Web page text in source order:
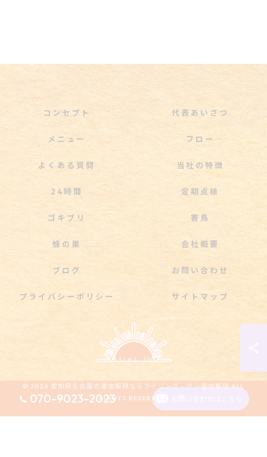
070-9023-2023
コンセプト 代表あいさつ
メニュー フロー
よくある質問 当社の特徴
24時間 定期点検
ゴキブリ 害鳥
蜂の巣 会社概要
ブログ お問い合わせ
プライバシーポリシー サイトマップ
© 2026 愛知県名古屋の害虫駆除ならライジング・サン害虫駆除 ALL
RIGHTS RESERVED.